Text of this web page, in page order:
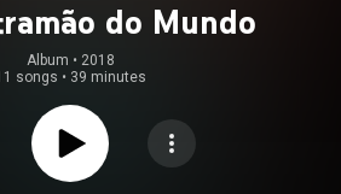
do Mundo
Album • 2018
songs • 39 minutes